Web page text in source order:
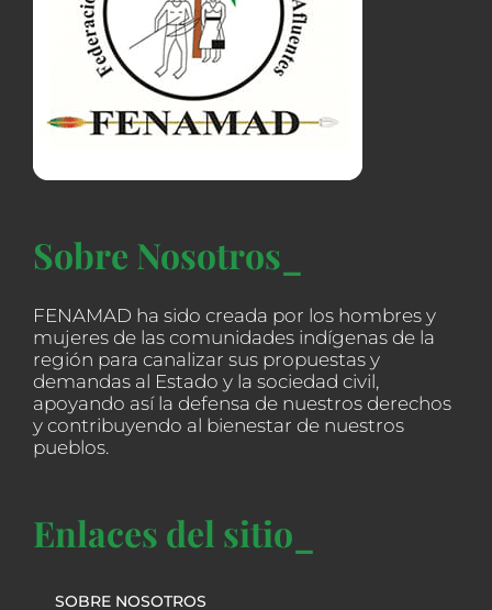
Sobre Nosotros_
FENAMAD ha sido creada por los hombres y
mujeres de las comunidades indígenas de la
región para canalizar sus propuestas y
demandas al Estado y la sociedad civil,
apoyando así la defensa de nuestros derechos
y contribuyendo al bienestar de nuestros
pueblos.
Enlaces del sitio_
SOBRE NOSOTROS